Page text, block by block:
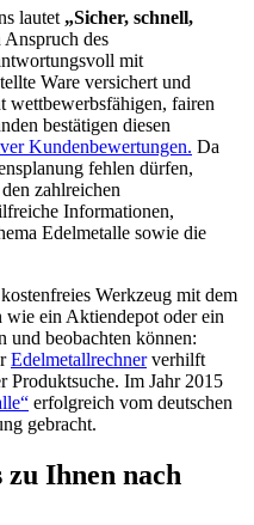
lautet „Sicher, schnell,
des
mit
Ware versichert und
wettbewerbsfähigen, fairen
bestätigen diesen
Kundenbewertungen. Da
fehlen dürfen,
zahlreichen
Informationen,
Edelmetalle sowie die
Werkzeug mit dem
wie ein Aktiendepot oder ein
und beobachten können:
Edelmetallrechnerverhilft
Produktsuche. Im Jahr 2015
erfolgreich vom deutschen
gebracht.
zu Ihnen nach